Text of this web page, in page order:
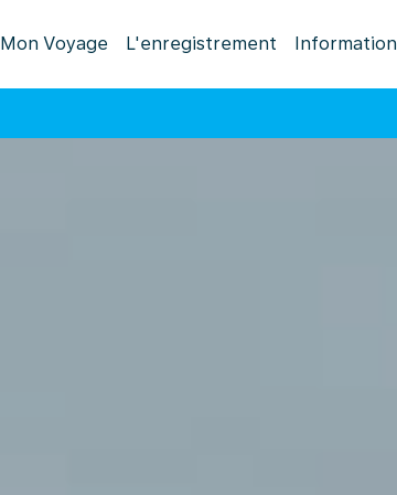
Mon Voyage L'enregistrement Information